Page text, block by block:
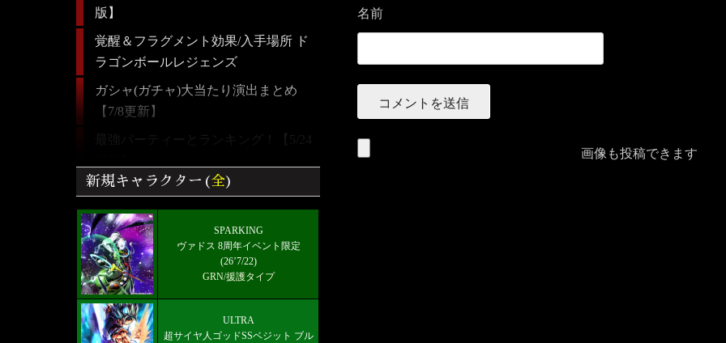
名前
画像も投稿できます
版】
覚醒＆フラグメント効果/入手場所 ド
ラゴンボールレジェンズ
ガシャ(ガチャ)大当たり演出まとめ
【7/8更新】
最強パーティーとランキング！【5/24
【ドラゴンボールレジェンズ】全キャ
ラクター画像リスト＆絞り込み検索
好きなキャラから選ぶチーム編成【パ
ーティー】
ULTRA 超サイヤ人ゴッドSSベジット
RED赤属性 レベル5000フルブースト
限界突破★7+
新規キャラクター(全)
SPARKING
ヴァドス 8周年イベント限定
(26’7/22)
GRN/援護タイプ
ULTRA
超サイヤ人ゴッドSSベジット ブル